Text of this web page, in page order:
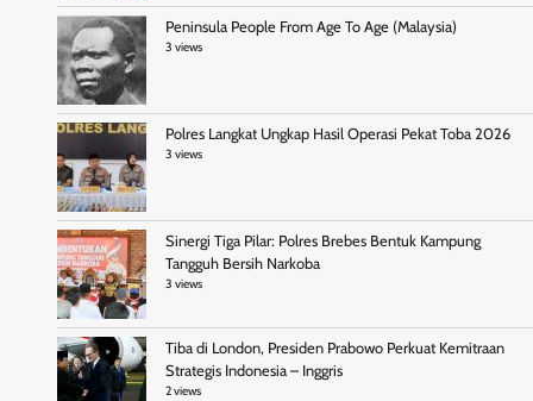
Peninsula People From Age To Age (Malaysia)
3 views
Polres Langkat Ungkap Hasil Operasi Pekat Toba 2026
3 views
Sinergi Tiga Pilar: Polres Brebes Bentuk Kampung
Tangguh Bersih Narkoba
3 views
Tiba di London, Presiden Prabowo Perkuat Kemitraan
Strategis Indonesia – Inggris
2 views